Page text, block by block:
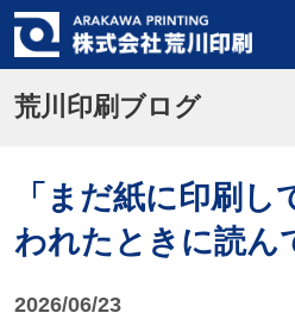
荒川印刷ブログ
「まだ紙に印刷
われたときに読ん
2026/06/23